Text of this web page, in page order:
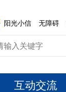
阳光小信 无障碍
互动交流